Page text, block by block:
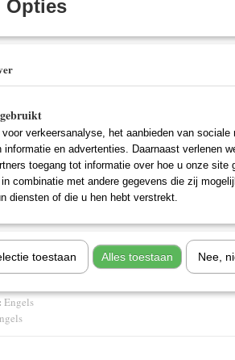
Niet Nederlands Ondertiteld..!!
the outskirts of Manchesterford, Miss Babs
Assisting them are general handyman
with a cup of coffee and a helpful adage (like
way of telling you to come off the pill".) With the
and self-conscious extras examining a leopard
Engels
Opties
verkeersanalyse, het aanbieden van sociale
en advertenties. Daarnaast verlenen
toegang tot informatie over hoe u onze site
combinatie met andere gegevens die zij
diensten of die u hen hebt verstrekt.
toestaan Alles toestaan Nee,